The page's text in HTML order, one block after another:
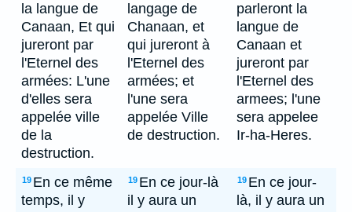
la langue de
Canaan, Et qui
jureront par
l'Eternel des
armées: L'une
d'elles sera
appelée ville
de la
destruction.
langage de
Chanaan, et
qui jureront à
l'Eternel des
armées; et
l'une sera
appelée Ville
de destruction.
parleront la
langue de
Canaan et
jureront par
l'Eternel des
armees; l'une
sera appelee
Ir-ha-Heres.
19 En ce même
temps, il y
19 En ce jour-là
il y aura un
19 En ce jour-
là, il y aura un